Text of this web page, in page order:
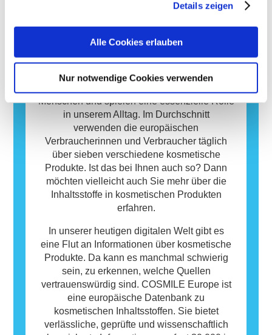
Details zeigen
Alle Cookies erlauben
Nur notwendige Cookies verwenden
potenziellen Risiken ab, einschließlich
Stoffe reagiert, die für die meisten Menschen
bezeichnet. Kosmetika und
Körperpflegeprodukte können Inhaltsstoffe
enthalten, die bei manchen Menschen eine
Allergie auslösen können. Das bedeutet
jedoch nicht, dass das Produkt für andere
Personen nicht sicher ist.
Datenbank
Menschen und spielen eine essenzielle Rolle
in unserem Alltag. Im Durchschnitt
verwenden die europäischen
Verbraucherinnen und Verbraucher täglich
über sieben verschiedene kosmetische
Produkte. Ist das bei Ihnen auch so? Dann
möchten vielleicht auch Sie mehr über die
Inhaltsstoffe in kosmetischen Produkten
erfahren.
In unserer heutigen digitalen Welt gibt es
eine Flut an Informationen über kosmetische
Produkte. Da kann es manchmal schwierig
sein, zu erkennen, welche Quellen
vertrauenswürdig sind. COSMILE Europe ist
eine europäische Datenbank zu
kosmetischen Inhaltsstoffen. Sie bietet
verlässliche, geprüfte und wissenschaftlich